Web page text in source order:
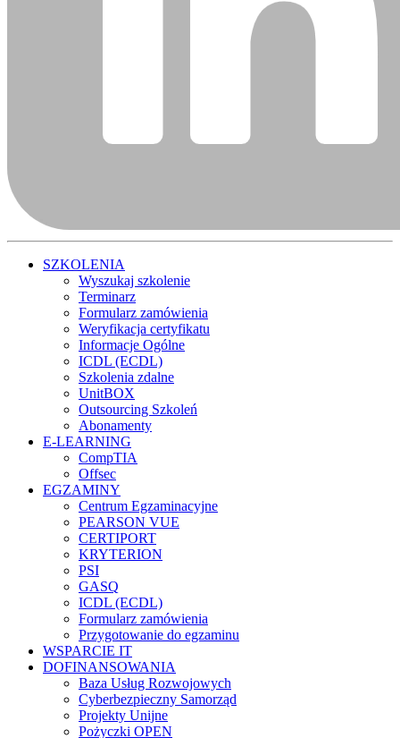
SZKOLENIA
Wyszukaj szkolenie
Terminarz
Formularz zamówienia
Weryfikacja certyfikatu
Informacje Ogólne
ICDL (ECDL)
Szkolenia zdalne
UnitBOX
Outsourcing Szkoleń
Abonamenty
E-LEARNING
CompTIA
Offsec
EGZAMINY
Centrum Egzaminacyjne
PEARSON VUE
CERTIPORT
KRYTERION
PSI
GASQ
ICDL (ECDL)
Formularz zamówienia
Przygotowanie do egzaminu
WSPARCIE IT
DOFINANSOWANIA
Baza Usług Rozwojowych
Cyberbezpieczny Samorząd
Projekty Unijne
Pożyczki OPEN